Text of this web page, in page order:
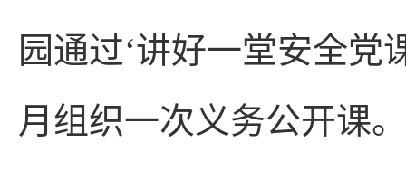
园通过‘讲好一堂安全党
月组织一次义务公开课